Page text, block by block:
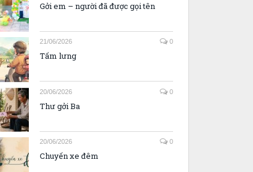
Gởi em – người đã được gọi tên
21/06/2026 0
Tấm lưng
20/06/2026 0
Thư gởi Ba
20/06/2026 0
Chuyến xe đêm